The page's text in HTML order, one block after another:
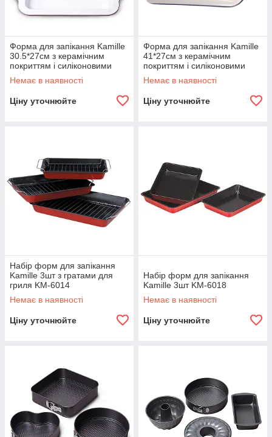
Форма для запікання Kamille
30.5*27см з керамічним
покриттям і силіконовими
ручками KM-6012
Немає в наявності
Ціну уточнюйте
Форма для запікання Kamille
41*27см з керамічним
покриттям і силіконовими
ручками KM-6013
Немає в наявності
Ціну уточнюйте
Набір форм для запікання
Kamille 3шт з гратами для
гриля KM-6014
Немає в наявності
Ціну уточнюйте
Набір форм для запікання
Kamille 3шт KM-6018
Немає в наявності
Ціну уточнюйте